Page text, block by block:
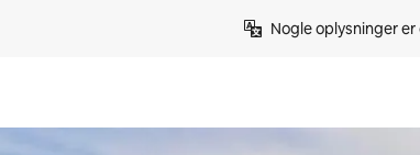
Nogle oplysninger